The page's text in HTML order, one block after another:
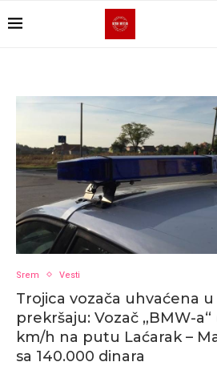
Srem Vesti
Trojica vozača uhvaćena
prekršaju: Vozač „BMW-a“
km/h na putu Laćarak –
sa 140.000 dinara